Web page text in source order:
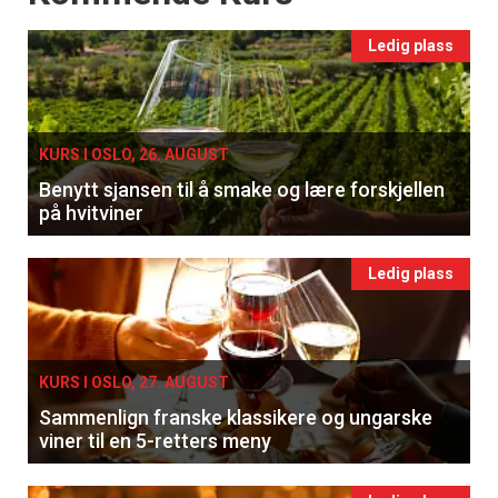
Ledig plass
KURS I OSLO, 26. AUGUST
Benytt sjansen til å smake og lære forskjellen
på hvitviner
Ledig plass
KURS I OSLO, 27. AUGUST
Sammenlign franske klassikere og ungarske
viner til en 5-retters meny